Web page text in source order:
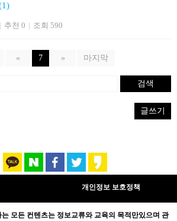
| 추천 0 | 조회 590
« 7 » 마지막
검색
글쓰기
개인정보 보호정책
모든 컨텐츠는 정보교류와 교육의 목적만있으며 관